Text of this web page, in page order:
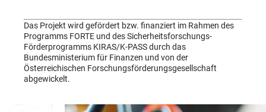
Das Projekt wird gefördert bzw. finanziert im Rahmen des
Programms FORTE und des Sicherheitsforschungs-
Förderprogramms KIRAS/K-PASS durch das
Bundesministerium für Finanzen und von der
Österreichischen Forschungsförderungsgesellschaft
abgewickelt.